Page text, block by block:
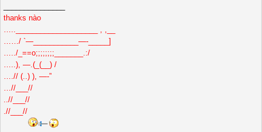
thanks nào
…..____________________ , ,__
……/ `—___________—-_____]
…../_==o;;;;;;;;_______.:/
…..), —.(_(__) /
….// (..) ), —-”
…//___//
..//___//
.//___//